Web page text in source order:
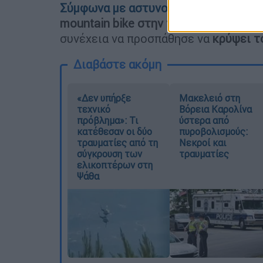
Σύμφωνα με αστυνομικές πηγές ο
mountain bike στην περιοχή,
συνέχεια να προσπάθησε να κρύψει
Διαβάστε ακόμη
«Δεν υπήρξε
τεχνικό
πρόβλημα»: Τι
κατέθεσαν οι δύο
τραυματίες από τη
σύγκρουση των
ελικοπτέρων στη
Ψάθα
Μακελειό στη
Βόρεια Καρολίνα
ύστερα από
πυροβολισμούς:
Νεκροί και
τραυματίες